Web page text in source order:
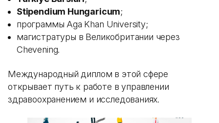
Stipendium Hungaricum;
программы Aga Khan University;
магистратуры в Великобритании через
Chevening.
Международный диплом в этой сфере
открывает путь к работе в управлении
здравоохранением и исследованиях.